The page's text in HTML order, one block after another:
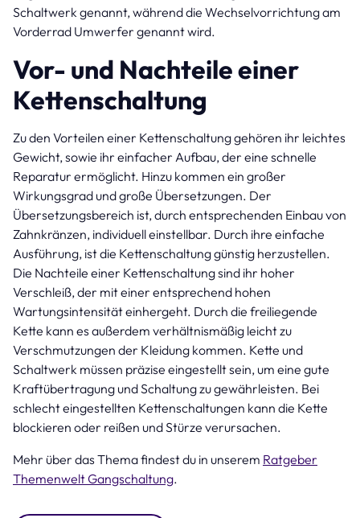
Schaltwerk genannt, während die Wechselvorrichtung am
Vorderrad Umwerfer genannt wird.
Vor- und Nachteile einer
Kettenschaltung
Zu den Vorteilen einer Kettenschaltung gehören ihr leichtes
Gewicht, sowie ihr einfacher Aufbau, der eine schnelle
Reparatur ermöglicht. Hinzu kommen ein großer
Wirkungsgrad und große Übersetzungen. Der
Übersetzungsbereich ist, durch entsprechenden Einbau von
Zahnkränzen, individuell einstellbar. Durch ihre einfache
Ausführung, ist die Kettenschaltung günstig herzustellen.
Die Nachteile einer Kettenschaltung sind ihr hoher
Verschleiß, der mit einer entsprechend hohen
Wartungsintensität einhergeht. Durch die freiliegende
Kette kann es außerdem verhältnismäßig leicht zu
Verschmutzungen der Kleidung kommen. Kette und
Schaltwerk müssen präzise eingestellt sein, um eine gute
Kraftübertragung und Schaltung zu gewährleisten. Bei
schlecht eingestellten Kettenschaltungen kann die Kette
blockieren oder reißen und Stürze verursachen.
Mehr über das Thema findest du in unserem Ratgeber
Themenwelt Gangschaltung.